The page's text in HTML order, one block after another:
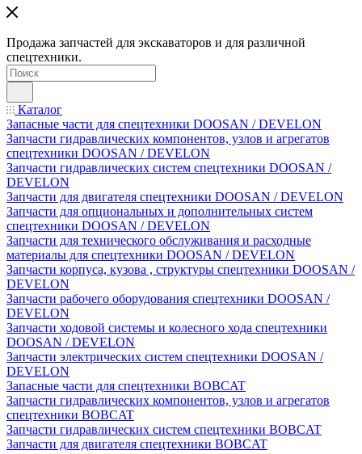
Продажа запчастей для экскаваторов и для различной
спецтехники.
Каталог
Запасные части для спецтехники DOOSAN / DEVELON
Запчасти гидравлических компонентов, узлов и агрегатов
спецтехники DOOSAN / DEVELON
Запчасти гидравлических систем спецтехники DOOSAN /
DEVELON
Запчасти для двигателя спецтехники DOOSAN / DEVELON
Запчасти для опциональных и дополнительных систем
спецтехники DOOSAN / DEVELON
Запчасти для технического обслуживания и расходные
материалы для спецтехники DOOSAN / DEVELON
Запчасти корпуса, кузова , структуры спецтехники DOOSAN /
DEVELON
Запчасти рабочего оборудования спецтехники DOOSAN /
DEVELON
Запчасти ходовой системы и колесного хода спецтехники
DOOSAN / DEVELON
Запчасти электрических систем спецтехники DOOSAN /
DEVELON
Запасные части для спецтехники BOBCAT
Запчасти гидравлических компонентов, узлов и агрегатов
спецтехники BOBCAT
Запчасти гидравлических систем спецтехники BOBCAT
Запчасти для двигателя спецтехники BOBCAT